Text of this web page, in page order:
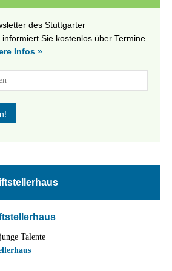
des Stuttgarter
Sie kostenlos über Termine
Infos »
Talente